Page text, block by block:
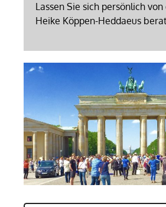
Lassen Sie sich persönlich
Heike Köppen-Heddaeus